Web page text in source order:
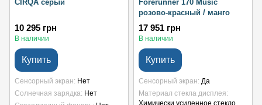
CIRQA серый
10 295 грн
В наличии
Купить
Сенсорный экран Нет
Солнечная зарядка Нет
Forerunner 170 Music
розово-красный / манго
17 951 грн
В наличии
Купить
Сенсорный экран Да
Материал стекла дисплея
Химически усиленное стекло